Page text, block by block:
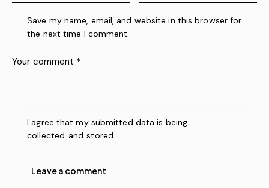
Save my name, email, and website in this browser for
the next time I comment.
I agree that my submitted data is being
collected and stored.